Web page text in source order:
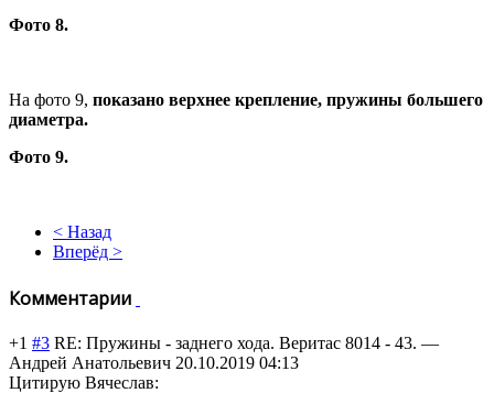
Фото 8.
На фото 9, показано верхнее крепление, пружины большего
диаметра.
Фото 9.
< Назад
Вперёд >
Комментарии
+1 #3 RE: Пружины - заднего хода. Веритас 8014 - 43. —
Андрей Анатольевич 20.10.2019 04:13
Цитирую Вячеслав: